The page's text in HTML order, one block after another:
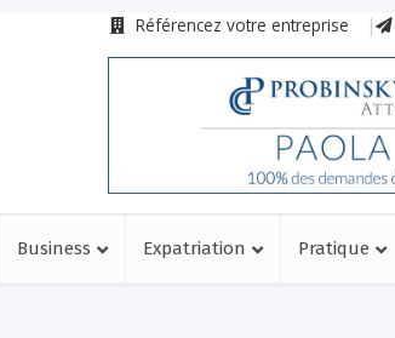
Référencez votre entreprise
Business Expatriation Pratique